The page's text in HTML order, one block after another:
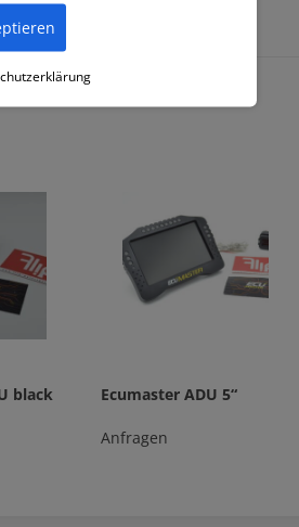
black Ecumaster ADU 5“
Anfragen